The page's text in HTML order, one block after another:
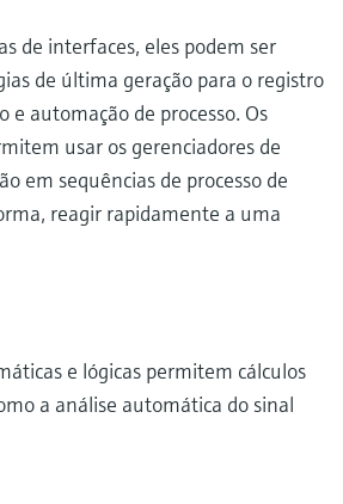
de interfaces, eles podem ser
de última geração para o registro
e automação de processo. Os
usar os gerenciadores de
em sequências de processo de
reagir rapidamente a uma
e lógicas permitem cálculos
a análise automática do sinal